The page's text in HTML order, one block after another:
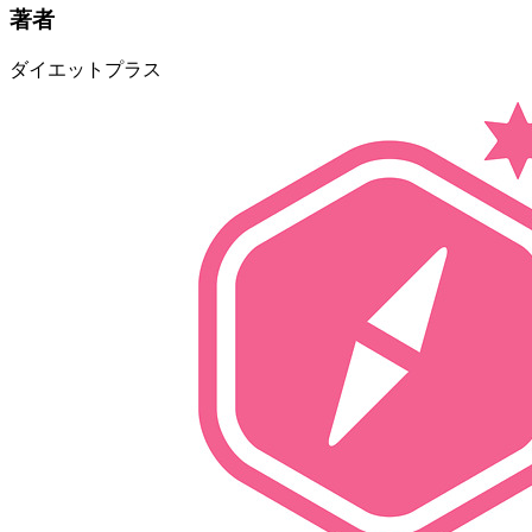
著者
ダイエットプラス